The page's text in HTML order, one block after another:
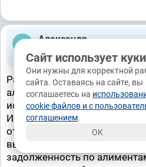
Александр
Владивосток, 18.12.2018, 06:51
Развелись с женой, по
алименты в размере 50% от
иска до решения суда
Исполнительный лист
отдел 14 декабря 2018 г. С
выплата алиментов. Т.е. с
задолженность по
Сайт использует куки
Они нужны для корректной
сайта. Оставаясь на сайте, вы
соглашаетесь на
cookie файлов и с
соглашением.
OK